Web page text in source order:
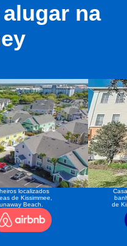
na
localizados
de Kissimmee,
Beach.
de